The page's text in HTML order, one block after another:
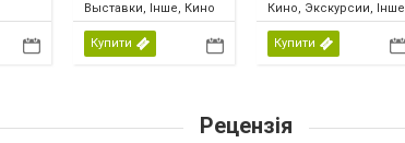
Выставки, Інше, Кино
Купити
Кино, Экскурсии, Інше
Купити
Рецензія